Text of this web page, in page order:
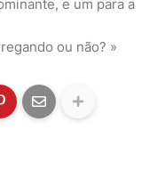
e um para a
ou não? »